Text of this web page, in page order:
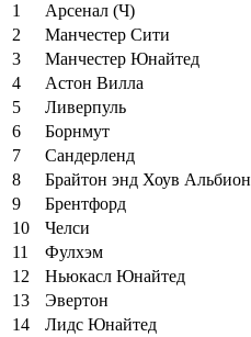
1 Арсенал (Ч)
2
Манчестер Сити
3
Манчестер Юнайтед
4
Астон Вилла
5
Ливерпуль
6
Борнмут
7
Сандерленд
8
Брайтон энд Хоув Альбион
9
Брентфорд
10
Челси
11
Фулхэм
12
Ньюкасл Юнайтед
13
Эвертон
14
Лидс Юнайтед